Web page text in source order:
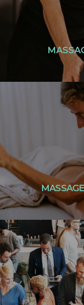
- Vermindering van
werk/ziekteverzuim
LEES MEER
- Tijd maken voor uzelf
LEES MEER
Een verrassende,
werknemers, klanten,
LEES MEER